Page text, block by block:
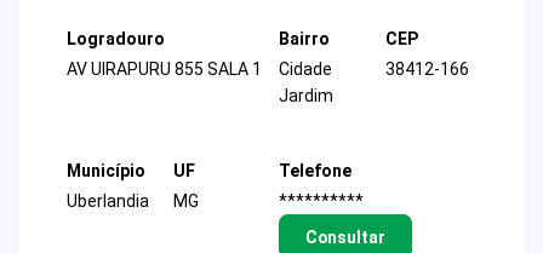
Logradouro
AV UIRAPURU 855 SALA 1
Bairro
Cidade
Jardim
CEP
38412-166
Município
Uberlandia
UF
MG
Telefone
**********
Consultar